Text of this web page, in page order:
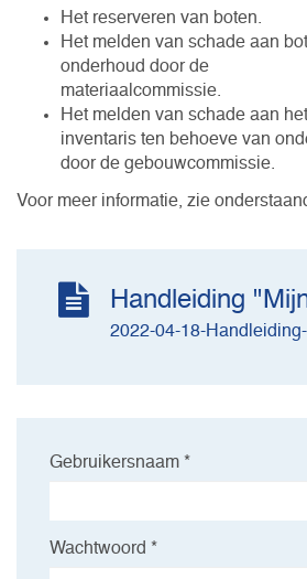
Het reserveren van boten.
Het melden van schade aan
onderhoud door de
materiaalcommissie.
Het melden van schade aan
inventaris ten behoeve van
door de gebouwcommissie.
Voor meer informatie, zie
Handleiding
2022-04-18-
Gebruikersnaam *
Wachtwoord *